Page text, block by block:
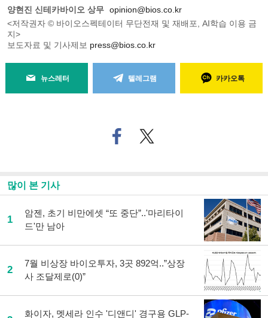
양현진 신테카바이오 상무 opinion@bios.co.kr
<저작권자 © 바이오스펙테이터 무단전재 및 재배포, AI학습 이용 금
지>
보도자료 및 기사제보 press@bios.co.kr
뉴스레터 텔레그램 카카오톡
페
이
기
사
공
트위
터로
많이 본 기사
1
암젠, 초기 비만에셋 “또 중단”..'마리타이
드'만 남아
2
7월 비상장 바이오투자, 3곳 892억..”상장
사 조달제로(0)”
화이자, 멧세라 인수 '디앤디' 경구용 GLP-